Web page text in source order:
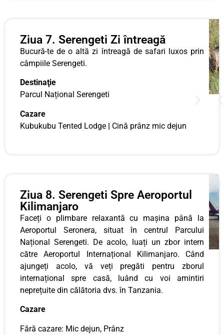
Ziua 7. Serengeti Zi întreagă
Bucură-te de o altă zi întreagă de safari luxos prin
câmpiile Serengeti.
Destinaţie
Parcul Național Serengeti
Cazare
Kubukubu Tented Lodge | Cină prânz mic dejun
Ziua 8. Serengeti Spre Aeroportul
Kilimanjaro
Faceți o plimbare relaxantă cu mașina până la
Aeroportul Seronera, situat în centrul Parcului
Național Serengeti. De acolo, luați un zbor intern
către Aeroportul Internațional Kilimanjaro. Când
ajungeți acolo, vă veți pregăti pentru zborul
internațional spre casă, luând cu voi amintiri
neprețuite din călătoria dvs. în Tanzania.
Cazare
Fără cazare: Mic dejun, Prânz